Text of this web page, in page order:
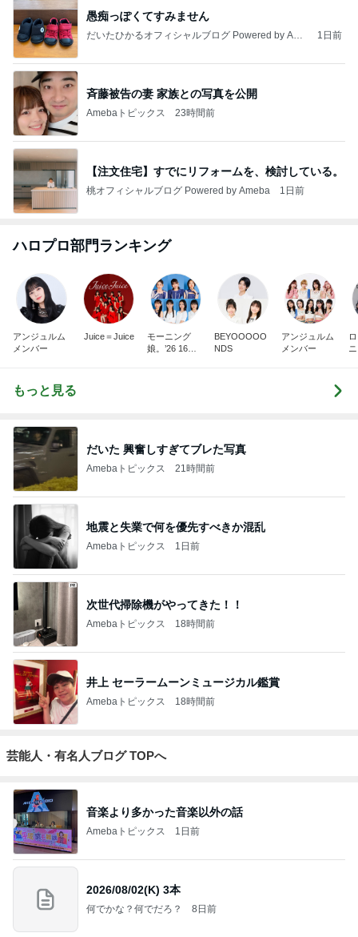
愚痴っぽくてすみません
だいたひかるオフィシャルブログ Powered by Ame
1日前
斉藤被告の妻 家族との写真を公開
Amebaトピックス 23時間前
【注文住宅】すでにリフォームを、検討している。
桃オフィシャルブログ Powered by Ameba 1日前
ハロプロ部門ランキング
アンジュルム
メンバー
Juice＝Juice
モーニング
娘。’26 16期1
BEYOOOOO
NDS
アンジュルム
メンバー
もっと見る
だいた 興奮しすぎてブレた写真
Amebaトピックス 21時間前
地震と失業で何を優先すべきか混乱
Amebaトピックス 1日前
次世代掃除機がやってきた！！
Amebaトピックス 18時間前
井上 セーラームーンミュージカル鑑賞
Amebaトピックス 18時間前
芸能人・有名人ブログ TOPへ
音楽より多かった音楽以外の話
Amebaトピックス 1日前
2026/08/02(K) 3本
何でかな？何でだろ？ 8日前